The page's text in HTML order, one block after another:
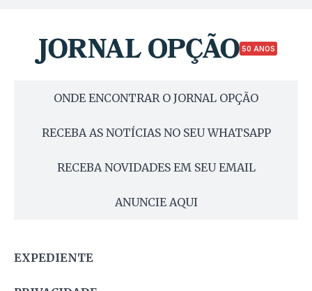
50 ANOS
ONDE ENCONTRAR O JORNAL OPÇÃO
RECEBA AS NOTÍCIAS NO SEU WHATSAPP
RECEBA NOVIDADES EM SEU EMAIL
ANUNCIE AQUI
EXPEDIENTE